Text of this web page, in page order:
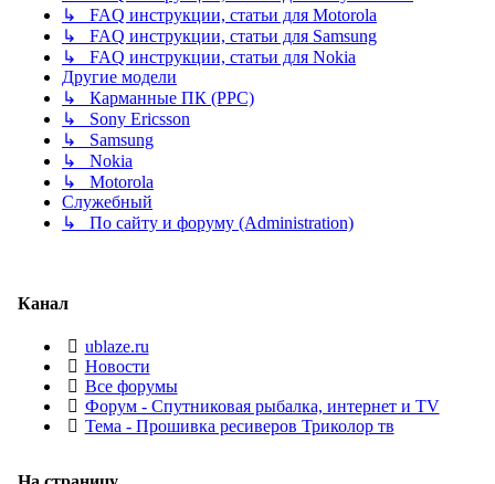
↳ FAQ инструкции, статьи для Motorola
↳ FAQ инструкции, статьи для Samsung
↳ FAQ инструкции, статьи для Nokia
Другие модели
↳ Карманные ПК (PPC)
↳ Sony Ericsson
↳ Samsung
↳ Nokia
↳ Motorola
Служебный
↳ По сайту и форуму (Administration)
Канал
ublaze.ru
Новости
Все форумы
Форум - Спутниковая рыбалка, интернет и TV
Тема - Прошивка ресиверов Триколор тв